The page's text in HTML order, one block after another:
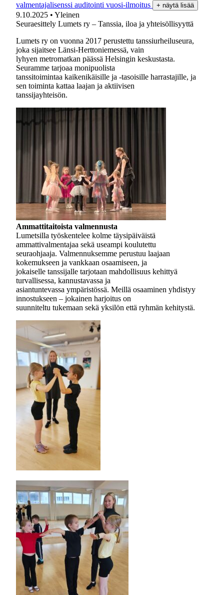
valmentajalisenssi auditointi vuosi-ilmoitus + näytä lisää
9.10.2025 • Yleinen
Seuraesittely Lumets ry – Tanssia, iloa ja yhteisöllisyyttä
Lumets ry on vuonna 2017 perustettu tanssiurheiluseura,
joka sijaitsee Länsi-Herttoniemessä, vain
lyhyen metromatkan päässä Helsingin keskustasta.
Seuramme tarjoaa monipuolista
tanssitoimintaa kaikenikäisille ja -tasoisille harrastajille, ja
sen toiminta kattaa laajan ja aktiivisen
tanssijayhteisön.
Ammattitaitoista valmennusta
Lumetsilla työskentelee kolme täysipäiväistä
ammattivalmentajaa sekä useampi koulutettu
seuraohjaaja. Valmennuksemme perustuu laajaan
kokemukseen ja vankkaan osaamiseen, ja
jokaiselle tanssijalle tarjotaan mahdollisuus kehittyä
turvallisessa, kannustavassa ja
asiantuntevassa ympäristössä. Meillä osaaminen yhdistyy
innostukseen – jokainen harjoitus on
suunniteltu tukemaan sekä yksilön että ryhmän kehitystä.